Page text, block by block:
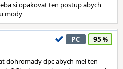
si opakovat ten postup abych
mody
PC 95
dohromady dpc abych mel ten